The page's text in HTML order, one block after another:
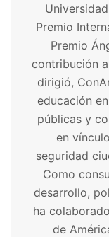
Premio
Premio
contribución
dirigió,
educación
públicas y
en
seguridad
Como
desarrollo,
ha
de